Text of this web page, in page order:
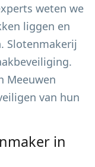
weten we
liggen en
Slotenmakerij
Meeuwen
van hun
in